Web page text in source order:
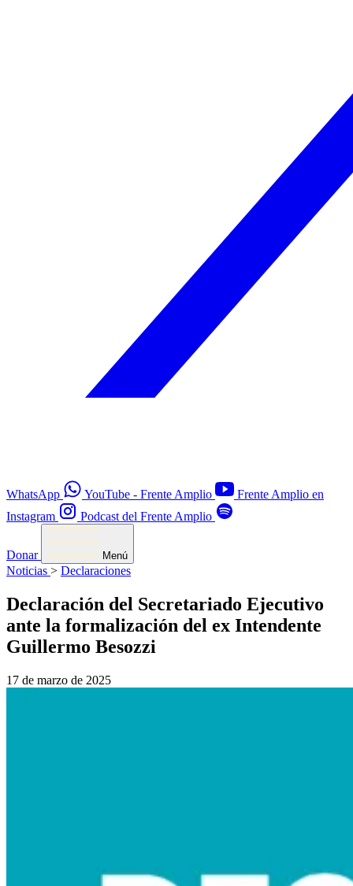
WhatsApp YouTube - Frente Amplio
Frente Amplio en
Instagram
Podcast del Frente Amplio
Donar Menú
Noticias > Declaraciones
Declaración del Secretariado Ejecutivo
ante la formalización del ex Intendente
Guillermo Besozzi
17 de marzo de 2025